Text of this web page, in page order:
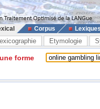
Corpus
Etymologie
forme